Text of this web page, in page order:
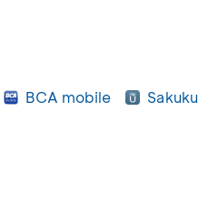
BCA mobile Sakuku